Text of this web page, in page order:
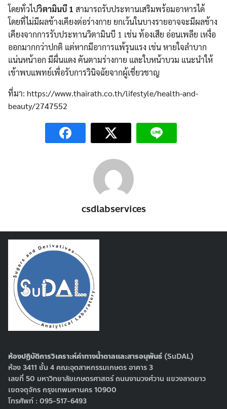
โดยทั่วไปวิตามินบี 1 สามารถรับประทานเสริมพร้อมอาหารได้
โดยที่ไม่มีผลข้างเคียงต่อร่างกาย ยกเว้นในบางรายอาจจะมีผลข้าง
เคียงจากการรับประทานวิตามินบี 1 เช่น ท้องเสีย อ่อนเพลีย เหงื่อ
ออกมากกว่าปกติ แต่หากมีอาการแพ้รุนแรง เช่น หายใจลำบาก
แน่นหน้าอก มีผื่นแดง คันตามร่างกาย และใบหน้าบวม แนะนำให้
เข้าพบแพทย์เพื่อรับการวินิจฉัยจากผู้เชี่ยวชาญ
ที่มา: https://www.thairath.co.th/lifestyle/health-and-
beauty/2747552
csdlabservices
ห้องปฏิบัติการวิเคราะห์ค่าทางน้ำตาลและสารอนุพันธ์ (SuDAL)
ห้อง 3411 ชั้น 4 คณะอุตสาหกรรมเกษตร อาคาร 3
เลขที่ 50 มหาวิทยาลัยเกษตรศาสตร์ ถนนงามวงศ์วาน แขวงลาดยาว
เขตจตุจักร กรุงเทพมหานคร 10900
โทรศัพท์ : 095-517-6493